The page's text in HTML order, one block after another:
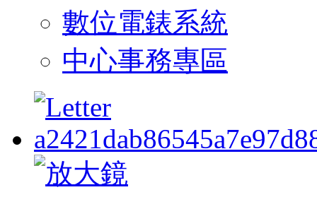
數位電錶系統
中心事務專區